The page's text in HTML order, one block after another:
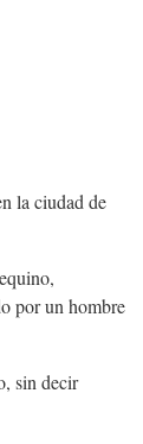
la ciudad de
por un hombre
sin decir